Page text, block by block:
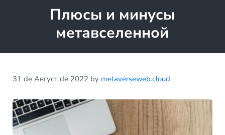
Плюсы и минусы
метавселенной
31 de Август de 2022 by metaverseweb.cloud